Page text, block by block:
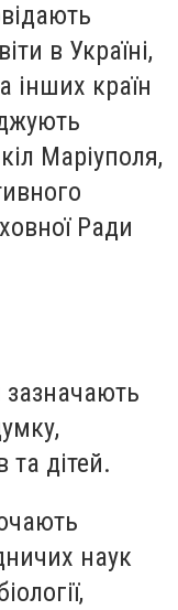
в Україні,
інших країн
Маріуполя,
Ради
зазначають
дітей.
наук